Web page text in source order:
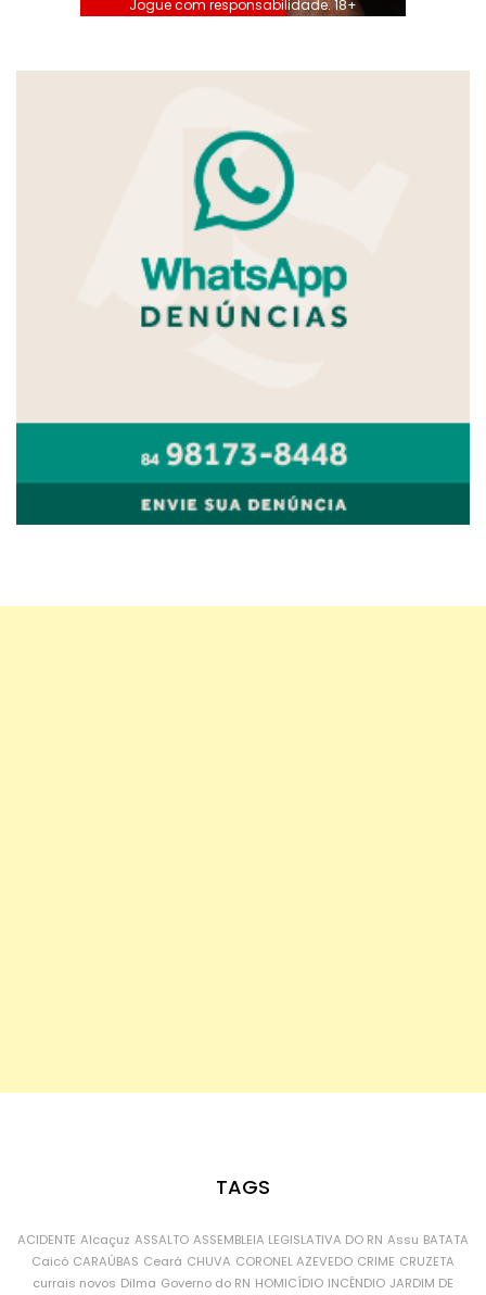
Jogue com responsabilidade. 18+
TAGS
ACIDENTE Alcaçuz ASSALTO ASSEMBLEIA LEGISLATIVA DO RN Assu BATATA
Caicó CARAÚBAS Ceará CHUVA CORONEL AZEVEDO CRIME CRUZETA
currais novos Dilma Governo do RN HOMICÍDIO INCÊNDIO JARDIM DE